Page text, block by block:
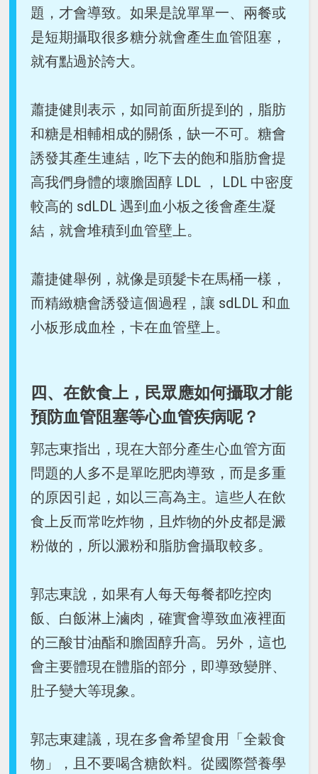
題，才會導致。如果是說單單一、兩餐或
是短期攝取很多糖分就會產生血管阻塞，
就有點過於誇大。
蕭捷健則表示，如同前面所提到的，脂肪
和糖是相輔相成的關係，缺一不可。糖會
誘發其產生連結，吃下去的飽和脂肪會提
高我們身體的壞膽固醇 LDL ， LDL 中密度
較高的 sdLDL 遇到血小板之後會產生凝
結，就會堆積到血管壁上。
蕭捷健舉例，就像是頭髮卡在馬桶一樣，
而精緻糖會誘發這個過程，讓 sdLDL 和血
小板形成血栓，卡在血管壁上。
四、在飲食上，民眾應如何攝取才能
預防血管阻塞等心血管疾病呢？
郭志東指出，現在大部分產生心血管方面
問題的人多不是單吃肥肉導致，而是多重
的原因引起，如以三高為主。這些人在飲
食上反而常吃炸物，且炸物的外皮都是澱
粉做的，所以澱粉和脂肪會攝取較多。
郭志東說，如果有人每天每餐都吃控肉
飯、白飯淋上滷肉，確實會導致血液裡面
的三酸甘油酯和膽固醇升高。另外，這也
會主要體現在體脂的部分，即導致變胖、
肚子變大等現象。
郭志東建議，現在多會希望食用「全穀食
物」，且不要喝含糖飲料。從國際營養學